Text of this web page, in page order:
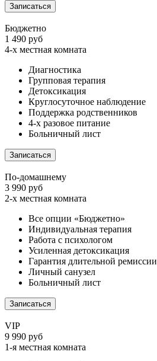
Записаться
Бюджетно
1 490 руб
4-х местная комната
Диагностика
Групповая терапия
Детоксикация
Круглосуточное наблюдение
Поддержка родственников
4-х разовое питание
Больничный лист
Записаться
По-домашнему
3 990 руб
2-х местная комната
Все опции «Бюджетно»
Индивидуальная терапия
Работа с психологом
Усиленная детоксикация
Гарантия длительной ремиссии
Личный санузел
Больничный лист
Записаться
VIP
9 990 руб
1-я местная комната